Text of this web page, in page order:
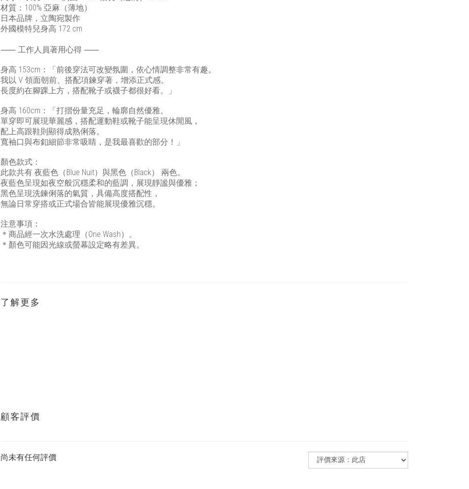
材質：100% 亞麻（薄地）
日本品牌，立陶宛製作
外國模特兒身高 172 cm
⸺ 工作人員著用心得 ⸺
身高 153cm：「前後穿法可改變氛圍，依心情調整非常有趣。
我以 V 領面朝前、搭配項鍊穿著，增添正式感。
長度約在腳踝上方，搭配靴子或襪子都很好看。」
身高 160cm：「打摺份量充足，輪廓自然優雅。
單穿即可展現華麗感，搭配運動鞋或靴子能呈現休閒風，
配上高跟鞋則顯得成熟俐落。
寬袖口與布釦細節非常吸睛，是我最喜歡的部分！」
顏色款式：
此款共有 夜藍色（Blue Nuit）與黑色（Black） 兩色。
夜藍色呈現如夜空般沉穩柔和的藍調，展現靜謐與優雅；
黑色呈現洗鍊俐落的氣質，具備高度搭配性，
無論日常穿搭或正式場合皆能展現優雅沉穩。
注意事項：
＊商品經一次水洗處理（One Wash）。
＊顏色可能因光線或螢幕設定略有差異。
了解更多
顧客評價
尚未有任何評價